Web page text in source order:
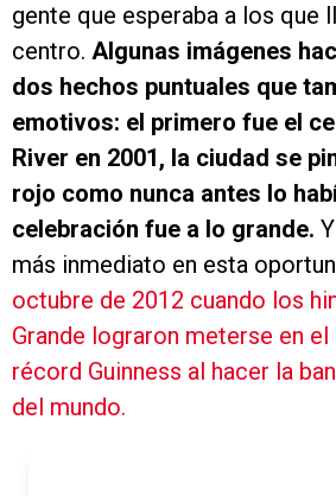
gente que esperaba a los que
centro. Algunas imágenes
dos hechos puntuales que
emotivos: el primero fue el
River en 2001, la ciudad se
rojo como nunca antes lo
celebración fue a lo grande.
más inmediato en esta
octubre de 2012 cuando los
Grande lograron meterse en
récord Guinness al hacer la
del mundo.